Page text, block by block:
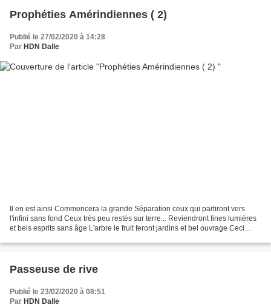
Prophéties Amérindiennes ( 2)
Publié le 27/02/2020 à 14:28
Par HDN Dalle
Il en est ainsi Commencera la grande Séparation ceux qui partiront vers
l'infini sans fond Ceux très peu restés sur terre... Reviendront fines lumières
et bels esprits sans âge L'arbre le fruit feront jardins et bel ouvrage Ceci
Passeuse de rive
Publié le 23/02/2020 à 08:51
Par HDN Dalle